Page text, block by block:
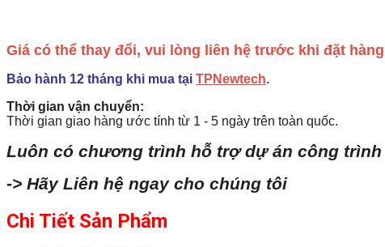
Giá có thể thay đổi, vui lòng liên hệ trước khi đặt hàng
Bảo hành 12 tháng khi mua tại TPNewtech.
Thời gian vận chuyển:
Thời gian giao hàng ước tính từ 1 - 5 ngày trên toàn quốc.
Luôn có chương trình hỗ trợ dự án công trình
-> Hãy Liên hệ ngay cho chúng tôi
Chi Tiết Sản Phẩm